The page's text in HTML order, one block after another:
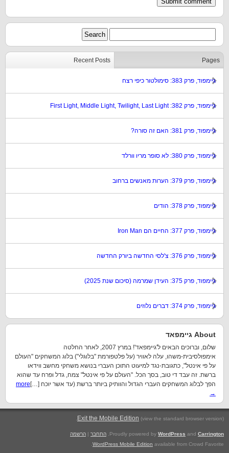
Recent Posts Pages
גיימפוד, פרק 383: סימולטור כיפי רצח
גיימפוד, פרק 382: First Light, Middle Light, Twilight, Last Light
גיימפוד, פרק 381: האם זה סורה?
גיימפוד, פרק 380: לא סופר מריו וורלד
גיימפוד, פרק 379: הערות מאנשים ברחוב
גיימפוד, פרק 378: הודים
גיימפוד, פרק 377: החיים הם Iron Man
גיימפוד, פרק 376: צ'לסי החדשה ביורק החדשה
גיימפוד, פרק 375: העידן שמרמה (סיכום שנת 2025)
גיימפוד, פרק 374: דברים נלוזים
About גיימפאד
שלום, וברוכים הבאים ל'גיימפאד'! במרץ 2007, לאחר החלטה
אימפולסיבית-משהו, עלה לאוויר (על פלטפורמת "בלוגלי") בלוג המשחקים "העולם
על פי אינטל", כתגובת-נגד למיעוט התוכן העברי בנושא משחקי מחשב ווידאו
ברשת. זה עבד די טוב, בסך הכל. "העולם על פי אינטל" צמח, גדל ופרח עד שהוא
הפך לבלוג המשחקים העברי הגדול והוותיק ביותר ברשת (עד אשר יוכח […] more
→
Exit the Mobile Edition (view the standard browser version)
.
Proudly powered by WordPress and Carrington התחבר | הרשמה
WordPress Mobile Edition available from Crowd Favorite.